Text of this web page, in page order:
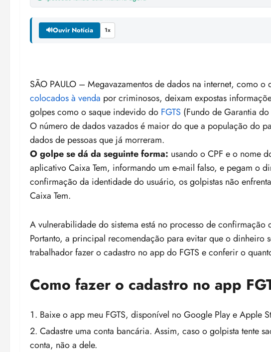
🔊Ouvir Notícia 1x
SÃO PAULO – Megavazamentos de dados na internet, como o
colocados à venda por criminosos, deixam expostas
golpes como o saque indevido do FGTS (Fundo de Garantia
O número de dados vazados é maior do que a população do
dados de pessoas que já morreram.
O golpe se dá da seguinte forma: usando o CPF e o nome
aplicativo Caixa Tem, informando um e-mail falso, e pegam o
confirmação da identidade do usuário, os golpistas não
Caixa Tem.
A vulnerabilidade do sistema está no processo de
Portanto, a principal recomendação para evitar que o dinheiro
trabalhador fazer o cadastro no app do FGTS e conferir o
Como fazer o cadastro no app
Baixe o app meu FGTS, disponível no Google Play e Apple
Cadastre uma conta bancária. Assim, caso o golpista tente
conta, não a dele.